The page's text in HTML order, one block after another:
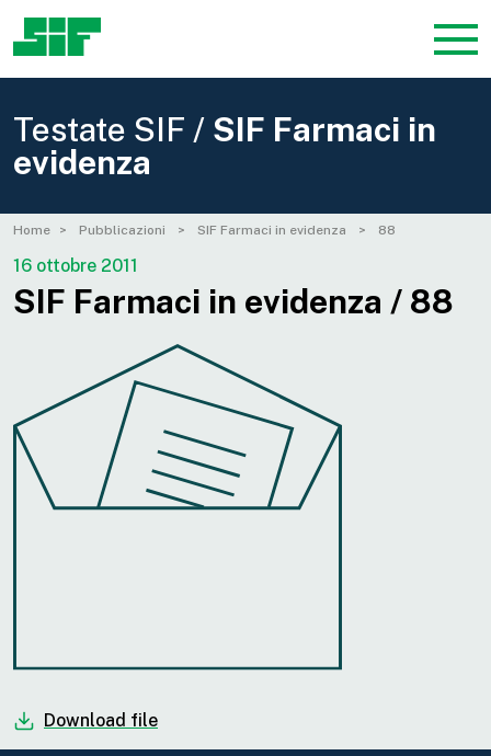
Testate SIF / SIF Farmaci in
evidenza
Home Pubblicazioni SIF Farmaci in evidenza 88
16 ottobre 2011
SIF Farmaci in evidenza / 88
Download file